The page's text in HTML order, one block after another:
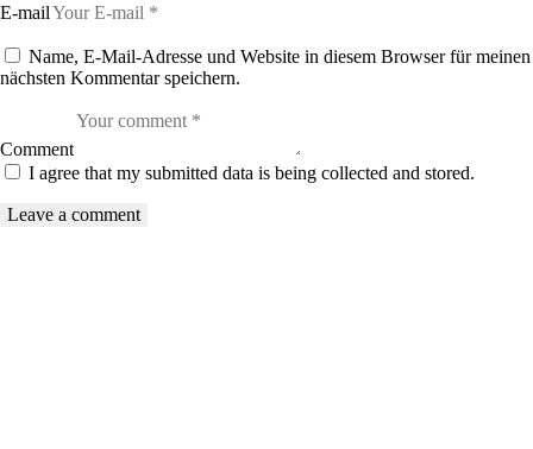
E-mail
Name, E-Mail-Adresse und Website in diesem Browser für meinen
nächsten Kommentar speichern.
Comment
I agree that my submitted data is being collected and stored.